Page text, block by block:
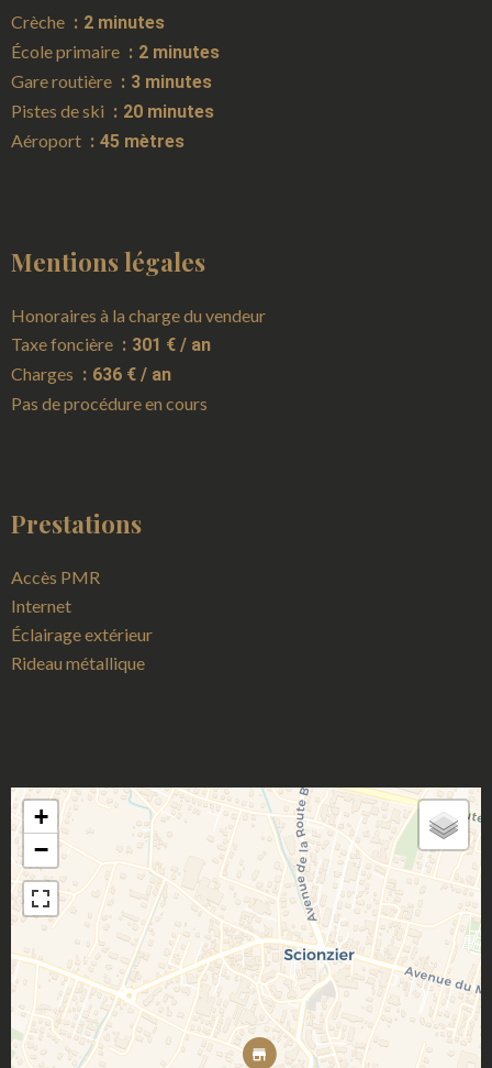
Crèche
2 minutes
École primaire
2 minutes
Gare routière
3 minutes
Pistes de ski
20 minutes
Aéroport
45 mètres
Mentions légales
Honoraires à la charge du vendeur
Taxe foncière
301 € / an
Charges
636 € / an
Pas de procédure en cours
Prestations
Accès PMR
Internet
Éclairage extérieur
Rideau métallique
+
−